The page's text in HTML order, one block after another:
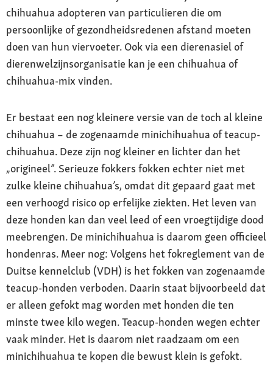
chihuahua adopteren van particulieren die om
persoonlijke of gezondheidsredenen afstand moeten
doen van hun viervoeter. Ook via een dierenasiel of
dierenwelzijnsorganisatie kan je een chihuahua of
chihuahua-mix vinden.
Er bestaat een nog kleinere versie van de toch al kleine
chihuahua – de zogenaamde minichihuahua of teacup-
chihuahua. Deze zijn nog kleiner en lichter dan het
„origineel”. Serieuze fokkers fokken echter niet met
zulke kleine chihuahua’s, omdat dit gepaard gaat met
een verhoogd risico op erfelijke ziekten. Het leven van
deze honden kan dan veel leed of een vroegtijdige dood
meebrengen. De minichihuahua is daarom geen officieel
hondenras. Meer nog: Volgens het fokreglement van de
Duitse kennelclub (VDH) is het fokken van zogenaamde
teacup-honden verboden. Daarin staat bijvoorbeeld dat
er alleen gefokt mag worden met honden die ten
minste twee kilo wegen. Teacup-honden wegen echter
vaak minder. Het is daarom niet raadzaam om een
minichihuahua te kopen die bewust klein is gefokt.